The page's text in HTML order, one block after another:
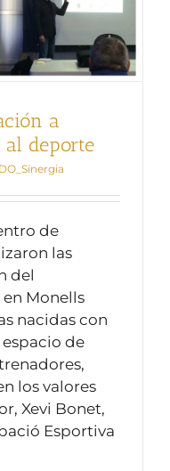
a
al deporte
DO_Sinergia
de
las
del
Monells
nacidas con
de
los valores
Xevi Bonet,
Esportiva